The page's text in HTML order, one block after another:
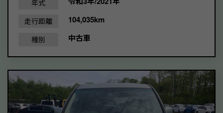
年式
走行距離 104,035km
種別 中古車